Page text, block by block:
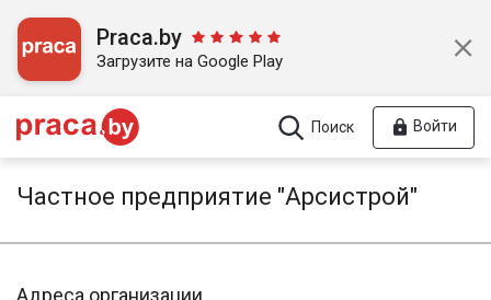
Praca.by
Загрузите на Google Play
Поиск Войти
Частное предприятие "Арсистрой"
Адреса организации